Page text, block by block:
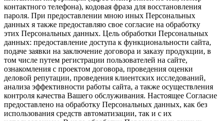
контактного телефона), кодовая фраза для восстановления
пароля. При предоставлении мною иных Персональных
данных я также предоставляю свое согласие на обработку
этих Персональных данных. Цель обработки Персональных
данных: предоставление доступа к функциональности сайта,
подаче заявки на заключение договора и заказу продукции, в
том числе путем регистрации пользователей на сайте,
ознакомления с проектом договора, проведения оценки
деловой репутации, проведения клиентских исследований,
анализа эффективности работы сайта, а также осуществления
контроля качества Вашего обслуживания. Настоящее Согласие
предоставлено на обработку Персональных данных, как без
использования средств автоматизации, так и с их